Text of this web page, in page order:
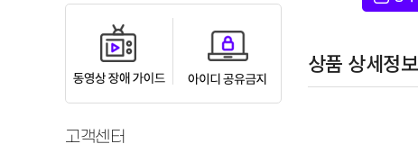
고객센터
상품 상세정보